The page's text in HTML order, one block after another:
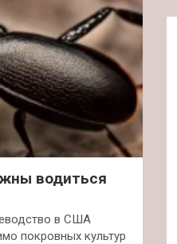
водиться
в США
покровных культур